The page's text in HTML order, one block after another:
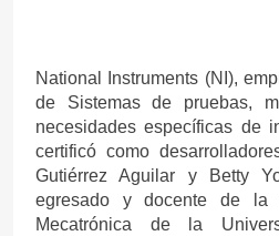
National Instruments (NI),
de Sistemas de pruebas,
necesidades específicas de
certificó como
Gutiérrez Aguilar y Betty
egresado y docente de la
Mecatrónica de la